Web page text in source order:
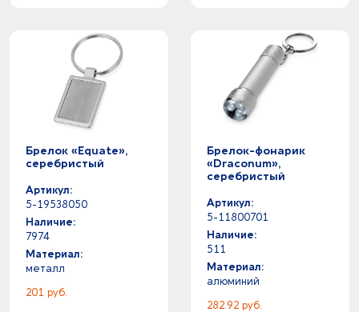
Брелок «Equate»,
серебристый
Артикул:
5-19538050
Наличие:
7974
Материал:
металл
201 руб.
Брелок-фонарик
«Draconum»,
серебристый
Артикул:
5-11800701
Наличие:
511
Материал:
алюминий
282.92 руб.